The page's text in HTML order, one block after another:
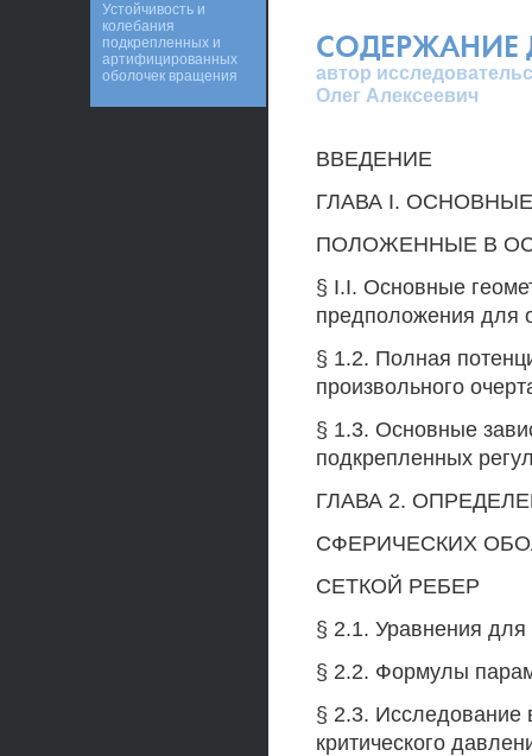
СОДЕРЖАНИЕ
автор
Олег Алексеевич
ВВЕДЕНИЕ
ГЛАВА I.
ПОЛОЖЕННЫЕ В
§ I.I. Основные
предположения для
§ 1.2. Полная
произвольного
§ 1.3. Основные
подкрепленных
ГЛАВА 2.
СФЕРИЧЕСКИХ
СЕТКОЙ РЕБЕР
§ 2.1. Уравнения для
§ 2.2. Формулы
§ 2.3. Исследование
критического
Устойчивость и
колебания
подкрепленных и
артифицированных
оболочек вращения